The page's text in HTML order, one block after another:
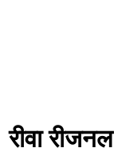
रीवा